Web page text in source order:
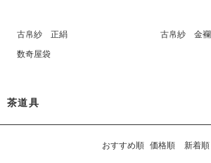
古帛紗 正絹
古帛紗 金襴
数奇屋袋
茶道具
おすすめ順 価格順 新着順